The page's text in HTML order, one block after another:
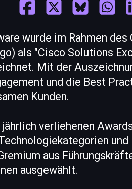
wurde im Rahmen
als "Cisco Solutions
Mit der
und die Best
Kunden.
verliehenen
und
aus
ausgewählt.